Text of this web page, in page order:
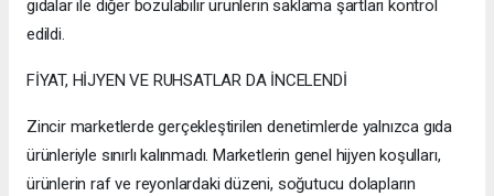
gıdalar ile diğer bozulabilir ürünlerin saklama şartları kontrol
edildi.
FİYAT, HİJYEN VE RUHSATLAR DA İNCELENDİ
Zincir marketlerde gerçekleştirilen denetimlerde yalnızca gıda
ürünleriyle sınırlı kalınmadı. Marketlerin genel hijyen koşulları,
ürünlerin raf ve reyonlardaki düzeni, soğutucu dolapların